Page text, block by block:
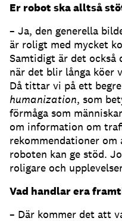
Er robot ska alltså
– Ja, den generella
är roligt med mycket
Samtidigt är det också
när det blir långa köer
Då tittar vi på ett
humanization, som
förmåga som
om information om
rekommendationer
roboten kan ge stöd.
roligare och
Vad handlar era
– Där kommer det att